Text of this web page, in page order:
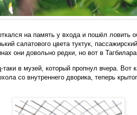
на память у входа и пошёл ловить
салатового цвета туктук,
они довольно редки, но вот в
в музей, который пропнул вчера. Вот
со внутреннего дворика, теперь